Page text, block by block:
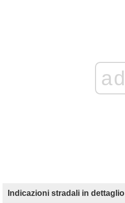
ad
Indicazioni stradali in dettaglio